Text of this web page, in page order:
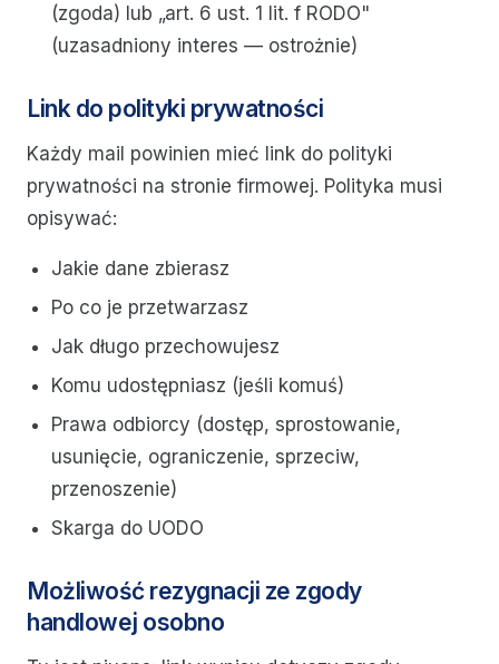
(zgoda) lub „art. 6 ust. 1 lit. f RODO"
(uzasadniony interes — ostrożnie)
Link do polityki prywatności
Każdy mail powinien mieć link do polityki
prywatności na stronie firmowej. Polityka musi
opisywać:
Jakie dane zbierasz
Po co je przetwarzasz
Jak długo przechowujesz
Komu udostępniasz (jeśli komuś)
Prawa odbiorcy (dostęp, sprostowanie,
usunięcie, ograniczenie, sprzeciw,
przenoszenie)
Skarga do UODO
Możliwość rezygnacji ze zgody
handlowej osobno